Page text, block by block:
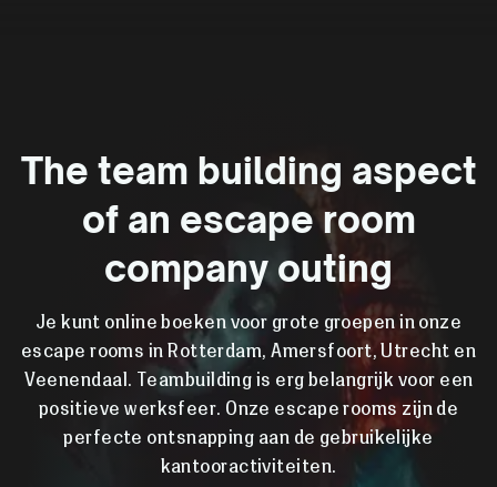
The team building aspect
of an escape room
company outing
Je kunt online boeken voor grote groepen in onze
escape rooms in Rotterdam, Amersfoort, Utrecht en
Veenendaal. Teambuilding is erg belangrijk voor een
positieve werksfeer. Onze escape rooms zijn de
perfecte ontsnapping aan de gebruikelijke
kantooractiviteiten.